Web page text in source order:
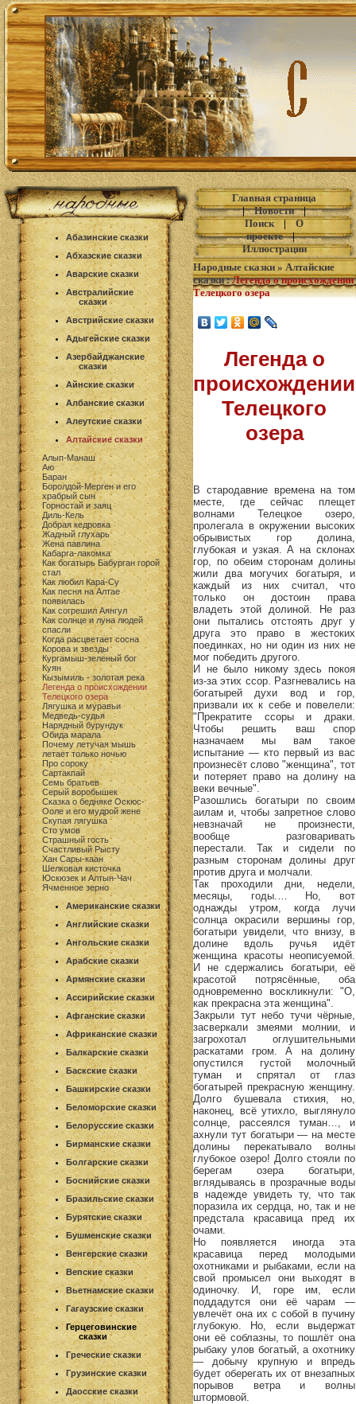
Абазинские сказки
Абхазские сказки
Аварские сказки
Австралийские
сказки
Австрийские сказки
Адыгейские сказки
Азербайджанские
сказки
Айнские сказки
Албанские сказки
Алеутские сказки
Алтайские сказки
Алып-Манаш
Аю
Баран
Боролдой-Мерген и его
храбрый сын
Горностай и заяц
Диль-Кель
Добрая кедровка
Жадный глухарь
Жена павлина
Кабарга-лакомка
Как богатырь Бабурган горой
стал
Как любил Кара-Су
Как песня на Алтае
появилась
Как согрешил Аянгул
Как солнце и луна людей
спасли
Когда расцветает сосна
Корова и звезды
Кургамыш-зеленый бог
Куян
Кызымиль - золотая река
Легенда о происхождении
Телецкого озера
Лягушка и муравьи
Медведь-судья
Нарядный бурундук
Обида марала
Почему летучая мышь
летает только ночью
Про сороку
Сартакпай
Семь братьев
Серый воробышек
Сказка о бедняке Оскюс-
Ооле и его мудрой жене
Скупая лягушка
Сто умов
Страшный гость
Счастливый Рысту
Хан Сары-каан
Шелковая кисточка
Юскюзек и Алтын-Чач
Ячменное зерно
Американские сказки
Английские сказки
Ангольские сказки
Арабские сказки
Армянские сказки
Ассирийские сказки
Афганские сказки
Африканские сказки
Балкарские сказки
Баскские сказки
Башкирские сказки
Беломорские сказки
Белорусские сказки
Бирманские сказки
Болгарские сказки
Боснийские сказки
Бразильские сказки
Бурятские сказки
Бушменские сказки
Венгерские сказки
Вепские сказки
Вьетнамские сказки
Гагаузские сказки
Герцеговинские
сказки
Греческие сказки
Грузинские сказки
Даосские сказки
Главная страница
|Новости|
Поиск|О
проекте|
Иллюстрации
Народные сказки » Алтайские
сказки: Легенда о происхождении
Телецкого озера
Легенда о
происхождении
Телецкого
озера
В стародавние времена на том
месте, где сейчас плещет
волнами Телецкое озеро,
пролегала в окружении высоких
обрывистых гор долина,
глубокая и узкая. А на склонах
гор, по обеим сторонам долины
жили два могучих богатыря, и
каждый из них считал, что
только он достоин права
владеть этой долиной. Не раз
они пытались отстоять друг у
друга это право в жестоких
поединках, но ни один из них не
мог победить другого.
И не было никому здесь покоя
из-за этих ссор. Разгневались на
богатырей духи вод и гор,
призвали их к себе и повелели:
"Прекратите ссоры и драки.
Чтобы решить ваш спор
назначаем мы вам такое
испытание — кто первый из вас
произнесёт слово "женщина", тот
и потеряет право на долину на
веки вечные".
Разошлись богатыри по своим
аилам и, чтобы запретное слово
невзначай не произнести,
вообще разговаривать
перестали. Так и сидели по
разным сторонам долины друг
против друга и молчали.
Так проходили дни, недели,
месяцы, годы.… Но, вот
однажды утром, когда лучи
солнца окрасили вершины гор,
богатыри увидели, что внизу, в
долине вдоль ручья идёт
женщина красоты неописуемой.
И не сдержались богатыри, её
красотой потрясённые, оба
одновременно воскликнули: "О,
как прекрасна эта женщина".
Закрыли тут небо тучи чёрные,
засверкали змеями молнии, и
загрохотал оглушительными
раскатами гром. А на долину
опустился густой молочный
туман и спрятал от глаз
богатырей прекрасную женщину.
Долго бушевала стихия, но,
наконец, всё утихло, выглянуло
солнце, рассеялся туман…, и
ахнули тут богатыри — на месте
долины перекатывало волны
глубокое озеро! Долго стояли по
берегам озера богатыри,
вглядываясь в прозрачные воды
в надежде увидеть ту, что так
поразила их сердца, но, так и не
предстала красавица пред их
очами.
Но появляется иногда эта
красавица перед молодыми
охотниками и рыбаками, если на
свой промысел они выходят в
одиночку. И, горе им, если
поддадутся они её чарам —
увлечёт она их с собой в пучину
глубокую. Но, если выдержат
они её соблазны, то пошлёт она
рыбаку улов богатый, а охотнику
— добычу крупную и впредь
будет оберегать их от внезапных
порывов ветра и волны
штормовой.